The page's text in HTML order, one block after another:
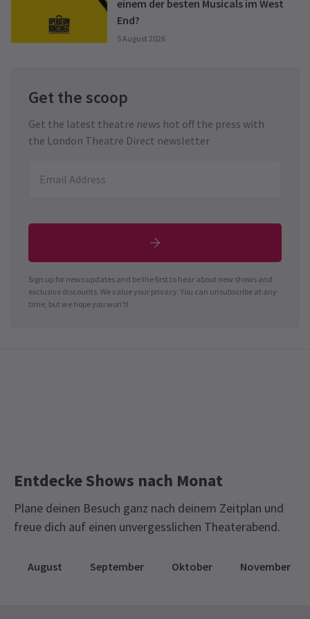
einem der besten Musicals im West
End?
5 August 2026
Get the scoop
Get the latest theatre news hot off the press with
the London Theatre Direct newsletter
Sign up for news updates and be the first to hear about new shows and
exclusive discounts. We value your privacy. You can unsubscribe at any
time, but we hope you won't!
Entdecke Shows nach Monat
Plane deinen Besuch ganz nach deinem Zeitplan und
freue dich auf einen unvergesslichen Theaterabend.
August September Oktober November